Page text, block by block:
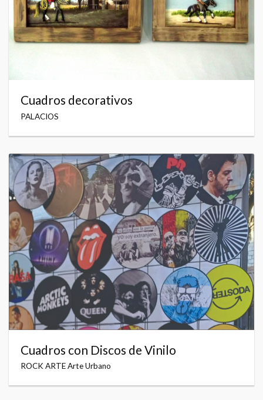
Cuadros decorativos
PALACIOS
Cuadros con Discos de Vinilo
ROCK ARTE Arte Urbano